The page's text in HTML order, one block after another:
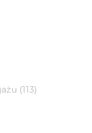
(113)